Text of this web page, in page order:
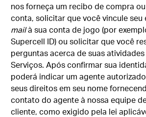
nos forneça um recibo de compra
conta, solicitar que você vincule seu
mailà sua conta de jogo (por
Supercell ID) ou solicitar que você
perguntas acerca de suas
Serviços. Após confirmar sua
poderá indicar um agente
seus direitos em seu nome
contato do agente à nossa equipe
cliente, como exigido pela lei